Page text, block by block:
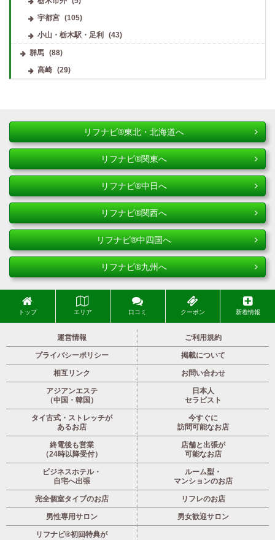
宇都宮
(105)
小山・栃木駅・足利
(43)
群馬 (88)
高崎
(29)
リフナビ®東北・北海道へ
リフナビ®関東へ
リフナビ®中日へ
リフナビ®関西へ
リフナビ®中四国へ
リフナビ®九州へ
トップ エリア 口コミ クーポン 新着情報
運営情報 ご利用規約
プライバシーポリシー 掲載について
相互リンク お問い合わせ
アジアンエステ
（中国・韓国）
日本人
セラピスト
タイ古式・ストレッチが
あるお店
今すぐに
訪問可能なお店
終電後も営業
（24時以降受付）
店舗と出張が
可能なお店
ビジネスホテル・
自宅へ出張
ルーム型・
マンションのお店
完全個室タイプのお店 リフレのお店
男性専用サロン 男女歓迎サロン
リフナビ®初回特典が